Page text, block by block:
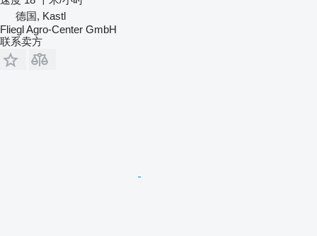
德国, Kastl
Fliegl Agro-Center GmbH
联系卖方